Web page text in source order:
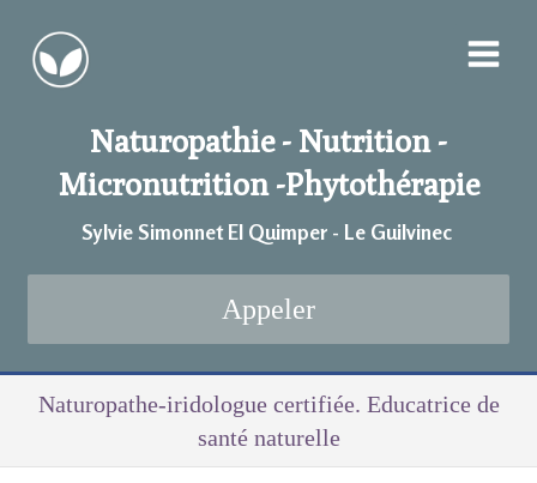
Naturopathie - Nutrition -
Micronutrition -Phytothérapie
Sylvie Simonnet EI Quimper - Le Guilvinec
Appeler
Naturopathe-iridologue certifiée. Educatrice de
santé naturelle